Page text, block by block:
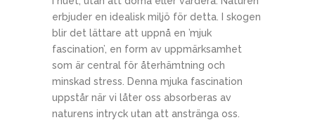
erbjuder en idealisk miljö för detta. I skogen
blir det lättare att uppnå en ’mjuk
fascination’, en form av uppmärksamhet
som är central för återhämtning och
minskad stress. Denna mjuka fascination
uppstår när vi låter oss absorberas av
naturens intryck utan att anstränga oss.